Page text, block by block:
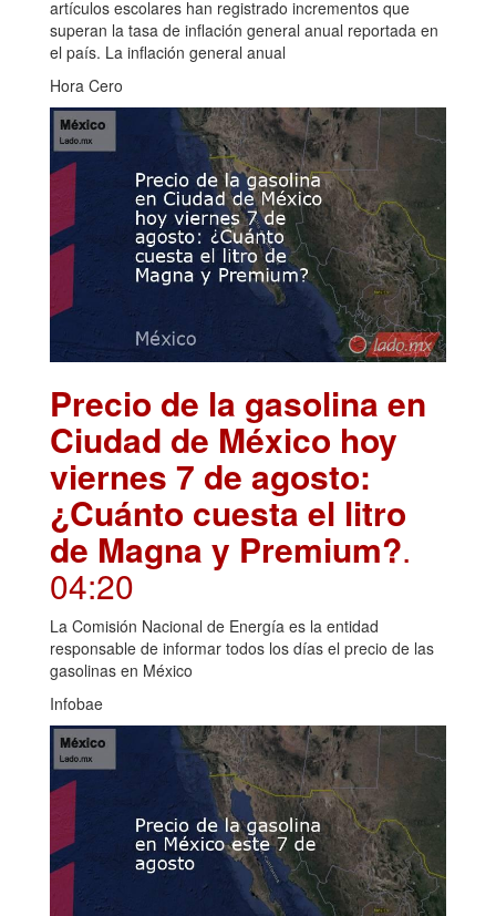
artículos escolares han registrado incrementos que
superan la tasa de inflación general anual reportada en
el país. La inflación general anual
Hora Cero
Precio de la gasolina en
Ciudad de México hoy
viernes 7 de agosto:
¿Cuánto cuesta el litro
de Magna y Premium?.
04:20
La Comisión Nacional de Energía es la entidad
responsable de informar todos los días el precio de las
gasolinas en México
Infobae